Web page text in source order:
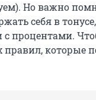
Но важно
себя в
процентами.
правил, которые